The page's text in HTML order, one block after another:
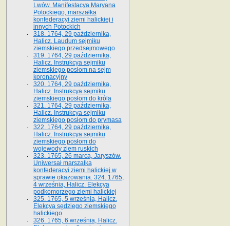
Lwów. Manifestacya Maryana
Potockiego, marszałka
konfederacyi ziemi halickiej i
innych Potockich
318. 1764, 29 października,
Halicz. Laudum sejmiku
ziemskiego przedsejmowego
319. 1764, 29 października,
Halicz. Instrukcya sejmiku
ziemskiego posłom na sejm
koronacyjny
320. 1764, 29 października,
Halicz. Instrukcya sejmiku
ziemskiego posłom do króla
321. 1764, 29 października,
Halicz. Instrukcya sejmiku
ziemskiego posłom do prymasa
322. 1764, 29 października,
Halicz. Instrukcya sejmiku
ziemskiego posłom do
wojewody ziem ruskich
323. 1765, 26 marca, Jaryszów.
Uniwersał marszałka
konfederacyi ziemi halickiej w
sprawie okazowania. 324. 1765,
4 września, Halicz. Elekcya
podkomorzego ziemi halickiej
325. 1765, 5 września, Halicz.
Elekcya sędziego ziemskiego
halickiego
326. 1765, 6 września, Halicz.